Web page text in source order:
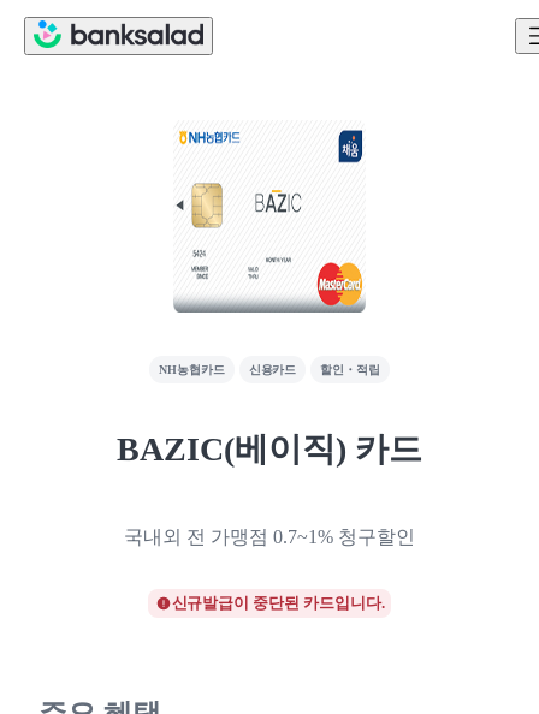
NH농협카드 신용카드 할인・적립
BAZIC(베이직) 카드
국내외 전 가맹점 0.7~1% 청구할인
신규발급이 중단된 카드입니다.